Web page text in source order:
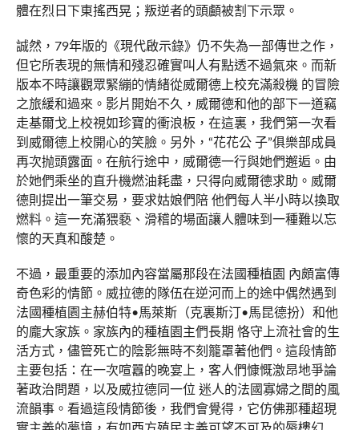
體在烈日下東搖西晃；叛逆者的頭顱被割下示眾。
誠然，79年版的《現代啟示錄》仍不失為一部傳世之作，
但它所表現的無情和殘忍確實叫人有點透不過氣來。而新
版本不時讓觀眾緊繃的情緒從威爾德上校充滿殺機 的冒險
之旅緩和過來。影片開始不久，威爾德和他的部下一道竊
走基爾戈上校視如珍寶的衝浪板，在這裏，我們第一次看
到威爾德上校開心的笑臉。另外，“花花公 子”俱樂部成員
再次抛頭露面。在航行途中，威爾德一行與她們邂逅。由
於她們乘坐的直升機燃油耗盡，只得向威爾德求助。威爾
德則提出一筆交易，要求姑娘們陪 他們每人半小時以換取
燃料。這一充滿猥褻、滑稽的場面讓人體味到一種難以忘
懷的天真和酸楚。
不過，最重要的添加內容當屬那段在法國種植園 內頗富傳
奇色彩的情節。威拉德的隊伍在逆河而上的途中偶然遇到
法國種植園主赫伯特•馬萊斯（克裏斯汀•馬昆德扮）和他
的龐大家族。家族內的種植園主們長期 恪守上流社會的生
活方式，儘管死亡的陰影無時不刻籠罩著他們。這段情節
主要包括：在一次喧囂的晚宴上，客人們慷慨激昂地爭論
著政治問題，以及威拉德同一位 迷人的法國寡婦之間的風
流韻事。看過這段情節後，我們會覺得，它仿佛那種超現